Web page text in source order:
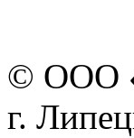
© ООО
г.